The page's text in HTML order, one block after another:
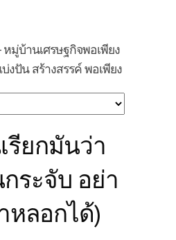
มู่บ้านเศรษฐกิจพอเพียง
งปัน สร้างสรรค์ พอเพียง
ยกมันว่า
ระจับ อย่า
หลอกได้)